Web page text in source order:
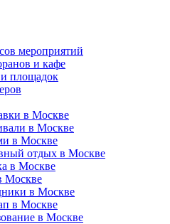
мероприятий
и кафе
площадок
в Москве
в Москве
в Москве
отдых в Москве
в Москве
Москве
в Москве
в Москве
в Москве